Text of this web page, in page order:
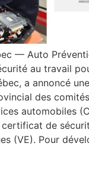
— Auto
au travail
a annoncé
des
automobiles
certificat de
(VE). Pour